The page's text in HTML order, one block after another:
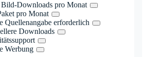
Downloads pro Monat
pro Monat
Quellenangabe erforderlich
Downloads
Werbung